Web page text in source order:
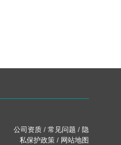
公司资质 / 常见问题 / 隐
私保护政策 / 网站地图